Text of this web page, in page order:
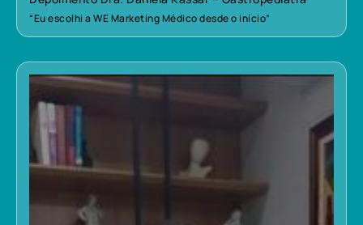
“Eu escolhi a WE Marketing Médico desde o início”